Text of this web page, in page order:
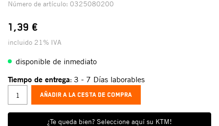
Número de artículo: 0325080200
1,39 €
incluido 21% IVA
disponible de inmediato
Tiempo de entrega: 3 - 7 Días laborables
¿Te queda bien? Seleccione aquí su KTM!
AÑADIR A LA CESTA DE COMPRA